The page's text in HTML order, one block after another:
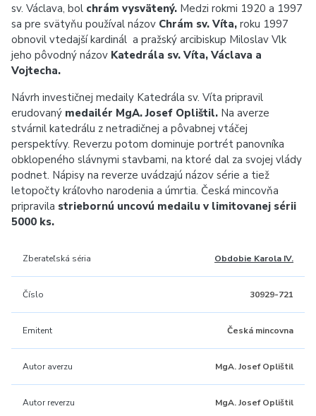
sv. Václava, bol chrám vysvätený. Medzi rokmi 1920 a 1997
sa pre svätyňu používal názov Chrám sv. Víta, roku 1997
obnovil vtedajší kardinál a pražský arcibiskup Miloslav Vlk
jeho pôvodný názov Katedrála sv. Víta, Václava a
Vojtecha.
Návrh investičnej medaily Katedrála sv. Víta pripravil
erudovaný medailér MgA. Josef Oplištil. Na averze
stvárnil katedrálu z netradičnej a pôvabnej vtáčej
perspektívy. Reverzu potom dominuje portrét panovníka
obklopeného slávnymi stavbami, na ktoré dal za svojej vlády
podnet. Nápisy na reverze uvádzajú názov série a tiež
letopočty kráľovho narodenia a úmrtia. Česká mincovňa
pripravila striebornú uncovú medailu v limitovanej sérii
5000 ks.
Zberateľská séria Obdobie Karola IV.
Číslo 30929-721
Emitent Česká mincovna
Autor averzu MgA. Josef Oplištil
Autor reverzu MgA. Josef Oplištil